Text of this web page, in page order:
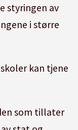
styringen av
i større
kan tjene
som tillater